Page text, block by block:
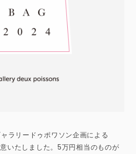
ラリードゥポワソン企画による
いたしました。5万円相当のものが